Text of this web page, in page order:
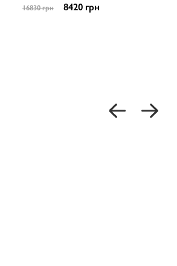
16830 грн 8420 грн